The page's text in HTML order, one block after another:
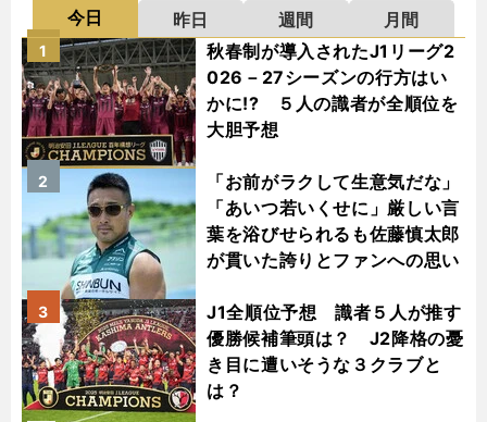
今日 昨日 週間
月間
秋春制が導入されたJ1リーグ2
026－27シーズンの行方はい
かに!? ５人の識者が全順位を
大胆予想
1
「お前がラクして生意気だな」
「あいつ若いくせに」厳しい言
葉を浴びせられるも佐藤慎太郎
が貫いた誇りとファンへの思い
2
J1全順位予想 識者５人が推す
優勝候補筆頭は？ J2降格の憂
き目に遭いそうな３クラブと
は？
3